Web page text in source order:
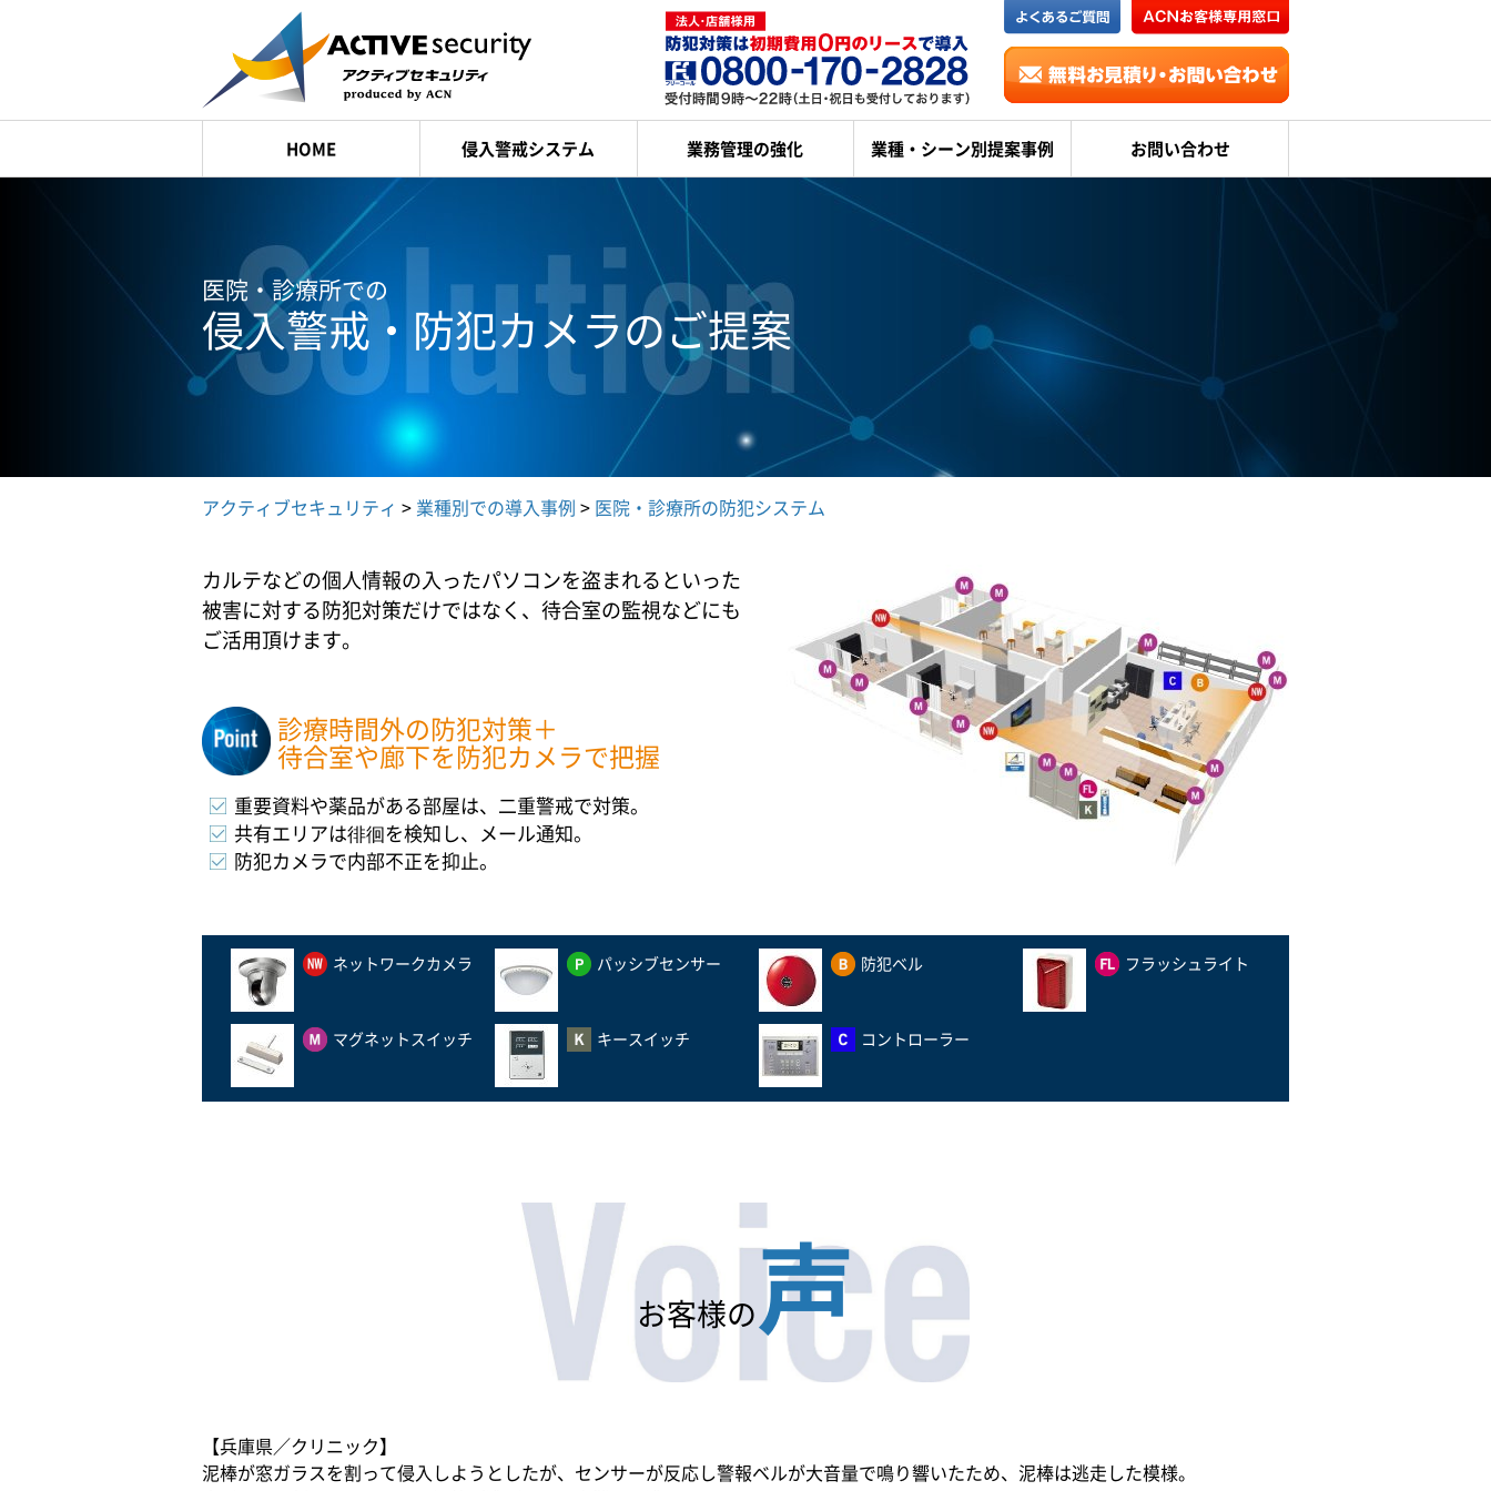
HOME 侵入警戒システム 業務管理の強化 業種・シーン別提案事例 お問い合わせ
医院・診療所での
侵入警戒・防犯カメラのご提案
アクティブセキュリティ > 業種別での導入事例 > 医院・診療所の防犯システム
カルテなどの個人情報の入ったパソコンを盗まれるといった
被害に対する防犯対策だけではなく、待合室の監視などにも
ご活用頂けます。
診療時間外の防犯対策＋
待合室や廊下を防犯カメラで把握
重要資料や薬品がある部屋は、二重警戒で対策。
共有エリアは徘徊を検知し、メール通知。
防犯カメラで内部不正を抑止。
ネットワークカメラ パッシブセンサー 防犯ベル フラッシュライト
マグネットスイッチ キースイッチ コントローラー
お客様の声
【兵庫県／クリニック】
泥棒が窓ガラスを割って侵入しようとしたが、センサーが反応し警報ベルが大音量で鳴り響いたため、泥棒は逃走した模様。